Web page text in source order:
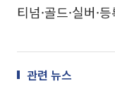
티넘·골드·실버·
관련 뉴스